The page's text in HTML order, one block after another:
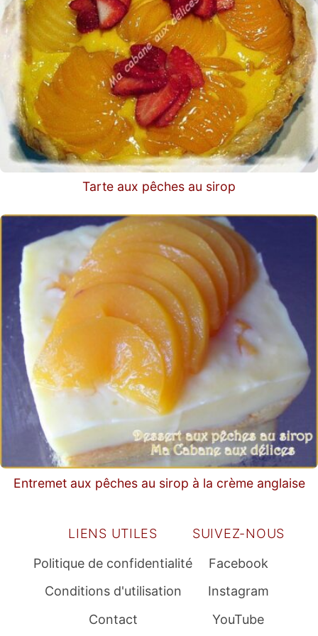
Tarte aux pêches au sirop
Entremet aux pêches au sirop à la crème anglaise
LIENS UTILES
Politique de confidentialité
Conditions d'utilisation
Contact
SUIVEZ-NOUS
Facebook
Instagram
YouTube